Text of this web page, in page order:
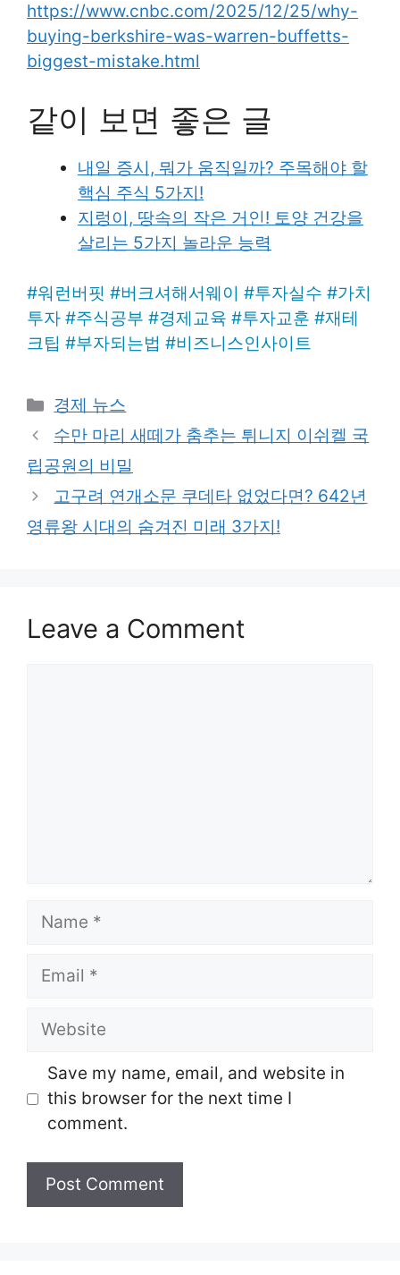
https://www.cnbc.com/2025/12/25/why-
buying-berkshire-was-warren-buffetts-
biggest-mistake.html
같이 보면 좋은 글
내일 증시, 뭐가 움직일까? 주목해야 할
핵심 주식 5가지!
지렁이, 땅속의 작은 거인! 토양 건강을
살리는 5가지 놀라운 능력
#워런버핏 #버크셔해서웨이 #투자실수 #가치
투자 #주식공부 #경제교육 #투자교훈 #재테
크팁 #부자되는법 #비즈니스인사이트
Categories
경제 뉴스
수만 마리 새떼가 춤추는 튀니지 이쉬켈 국
립공원의 비밀
고구려 연개소문 쿠데타 없었다면? 642년
영류왕 시대의 숨겨진 미래 3가지!
Leave a Comment
Name
Email
Website
Save my name, email, and website in
this browser for the next time I
comment.